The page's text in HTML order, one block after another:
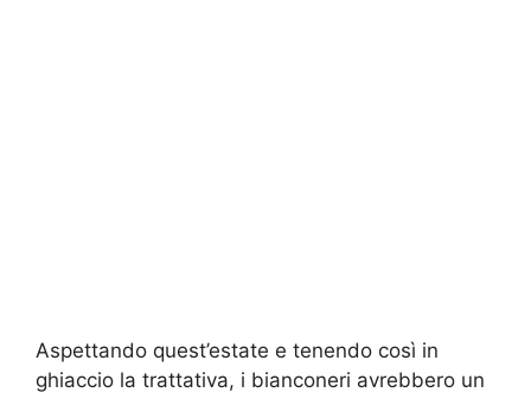
Aspettando quest’estate e tenendo così in
ghiaccio la trattativa, i bianconeri avrebbero un